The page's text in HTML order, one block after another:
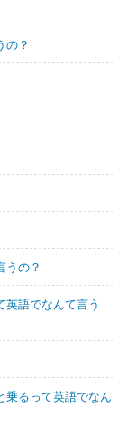
の？
うの？
語でなんて言う
乗るって英語でなん